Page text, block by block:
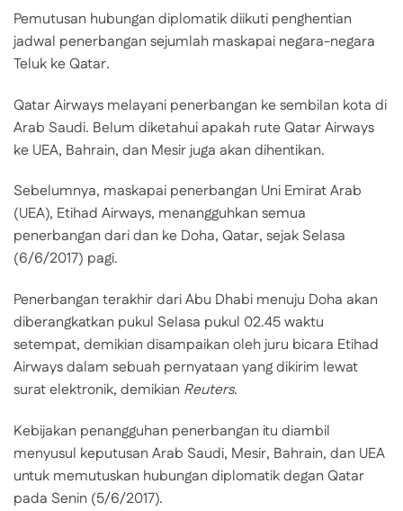
Pemutusan hubungan diplomatik diikuti penghentian
jadwal penerbangan sejumlah maskapai negara-negara
Teluk ke Qatar.
Qatar Airways melayani penerbangan ke sembilan kota di
Arab Saudi. Belum diketahui apakah rute Qatar Airways
ke UEA, Bahrain, dan Mesir juga akan dihentikan.
Sebelumnya, maskapai penerbangan Uni Emirat Arab
(UEA), Etihad Airways, menangguhkan semua
penerbangan dari dan ke Doha, Qatar, sejak Selasa
(6/6/2017) pagi.
Penerbangan terakhir dari Abu Dhabi menuju Doha akan
diberangkatkan pukul Selasa pukul 02.45 waktu
setempat, demikian disampaikan oleh juru bicara Etihad
Airways dalam sebuah pernyataan yang dikirim lewat
surat elektronik, demikian Reuters.
Kebijakan penangguhan penerbangan itu diambil
menyusul keputusan Arab Saudi, Mesir, Bahrain, dan UEA
untuk memutuskan hubungan diplomatik degan Qatar
pada Senin (5/6/2017).